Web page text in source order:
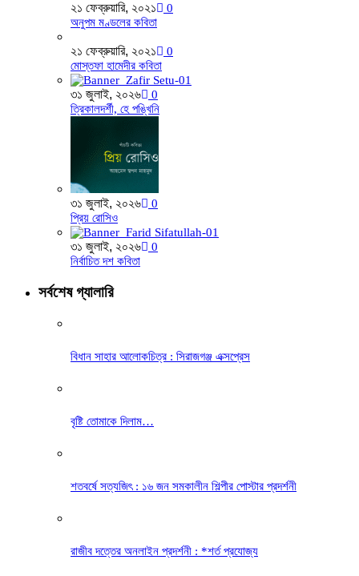
২১ ফেব্রুয়ারি, ২০২১
0
অনুপম মণ্ডলের কবিতা
২১ ফেব্রুয়ারি, ২০২১
0
মোস্তফা হামেদীর কবিতা
৩১ জুলাই, ২০২৬
0
ত্রিকালদর্শী, হে পঙ্খিনি
৩১ জুলাই, ২০২৬
0
প্রিয় রোসিও
৩১ জুলাই, ২০২৬
0
নির্বাচিত দশ কবিতা
সর্বশেষ গ্যালারি
বিধান সাহার আলোকচিত্র : সিরাজগঞ্জ এক্সপ্রেস
বৃষ্টি তোমাকে দিলাম…
শতবর্ষে সত্যজিৎ : ১৬ জন সমকালীন শিল্পীর পোস্টার প্রদর্শনী
রাজীব দত্তের অনলাইন প্রদর্শনী : *শর্ত প্রযোজ্য